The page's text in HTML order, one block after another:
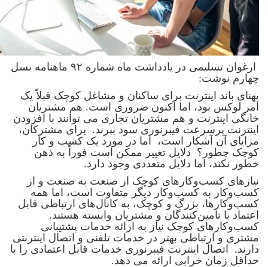
ارغوان تسلیمی در یادداشت ماه شماره ۹۲ ماهنامه نسل
چهارم نوشت:
پهنای باند اینترنت برای ساکنان و مشاغل کوچک قبلاً یک
امر لوکس بود، اما اکنون ضروری است. هم مشتریان
خانگی اینترنت و هم مشتریان تجاری می توانند با افزودن
اینترنت پرسرعت فیبرنوری سود ببرند. برای مشترکان،
مزایای آن آشکار است، اما در مورد یک کسب و کار
کوچک چطور؟ دلایل تغییر ممکن است فوراً به ذهن
خطور نکند، اما دلایل متعددی وجود دارد.
نیازهای کسب‌وکارهای کوچک از صنعت به صنعت و از
کسب‌وکار به کسب‌وکار دیگر متفاوت است، اما همه
کسب‌وکارها، بزرگ و کوچک، به کانال‌های ارتباطی قابل
اعتماد با تامین‌کنندگان و مشتریان وابسته هستند.
کسب‌وکارهای کوچک نیاز به ارائه خدمات پشتیبانی
مشتری و ارتباطی بهتر در خدمات تلفنی و اتصال اینترنتی
دارند. اتصال اینترنت فیبرنوری خدمات قابل اعتمادی را با
حداقل زمان خرابی ارائه می دهد.